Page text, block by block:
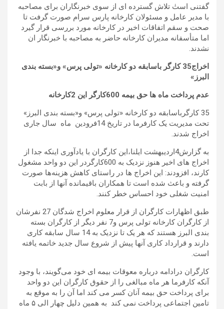
گفتنی استٰ تلاش گسترده ای از سوی خبرنگاران برای مصاحبه
با مدیر عامل و مسئولان کارخانه پارس سرام صورت گرفت تا
صحت و سقم اتفاقات اخیر در کارخانه مورد بررسی قرار گیرد
اما متأسفانه مدیران کارخانه حاضر به مصاحبه با خبرنگار ان
نشدند.
اخراج35 کارگر باسابقه دو کارخانه «تولی پرس» و«بسته بندی
البرز»
عدم پرداخت ماه ها حق بیمه 600کارگر این 2کارخانه
35 کارگرباسابقه دو کارخانه «تولی پرس» و«بسته بندی البرز»
تحت مدیریت یک کارفرما در تاریخ 14فرودین ماه سال جاری
اخراج شدند.
به گزارش4اردیبهشت ایلنا،این کارگران با یادآوری اینکه جدا از
اخراج های اخیر هنوز نزدیک به 600کارگردر این دو واحد مشغول
کارند، افزودند: این اخراج ها در راستای کاهش هزینه‌ها صورت
گرفته و باعث شده است تا همکاران باقیمانده آنها از بابت
امنیت شغلی خود احساس خطر کنند.
طبق اظهارات کارگران از قرار معلوم اخراج شدگان 27 نفرشان
از کارگران کارخانه تولی پرس و7 نفر دیگر از کارگران بسته
بندی البرز هستند که هر یک تا نزدیک به 14 سال سابقه کاری
دارند و قرارداد کاری آنها پیش از شروع سال جدید خاتمه یافته
است.
کارگران درادامه درباره معوقات بیمه ای خود می‌گویند، با وجود
آنکه کارفرما هر ماه مبالغی را از حقوق کارگران این دو واحد
برای پرداخت حق بیمه آنان کسر می کند اما آن را به موقع به
تامین اجتماعی پرداخت نمی کند به همین دلیل چهار الی ۵ ماه